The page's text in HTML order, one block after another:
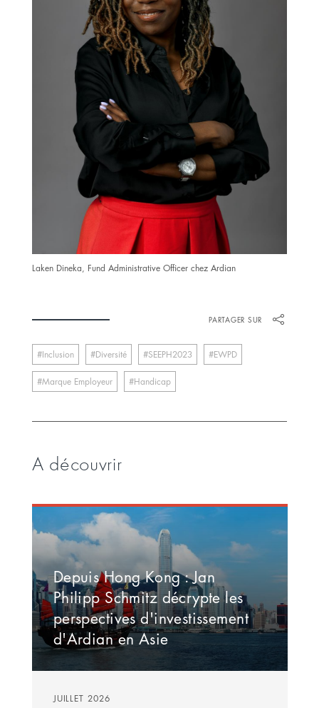
Laken Dineka, Fund Administrative Officer chez Ardian
PARTAGER SUR
Inclusion Diversité SEEPH2023 EWPD
Marque Employeur Handicap
A découvrir
Depuis Hong Kong : Jan
Philipp Schmitz décrypte les
perspectives d'investissement
d'Ardian en Asie
JUILLET 2026